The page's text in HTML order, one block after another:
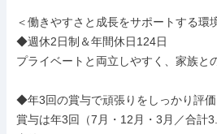
＜働きやすさと成長をサポートする環
◆週休2日制＆年間休日124日
プライベートと両立しやすく、家族と
◆年3回の賞与で頑張りをしっかり評価
賞与は年3回（7月・12月・3月／合計